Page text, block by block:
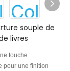
souple de
livres
touche
pour une finition